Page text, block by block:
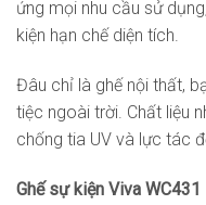
ứng mọi nhu cầu sử
kiện hạn chế diện tích.
Đâu chỉ là ghế nội thất,
tiệc ngoài trời. Chất liệu
chống tia UV và lực tác
Ghế sự kiện Viva WC431